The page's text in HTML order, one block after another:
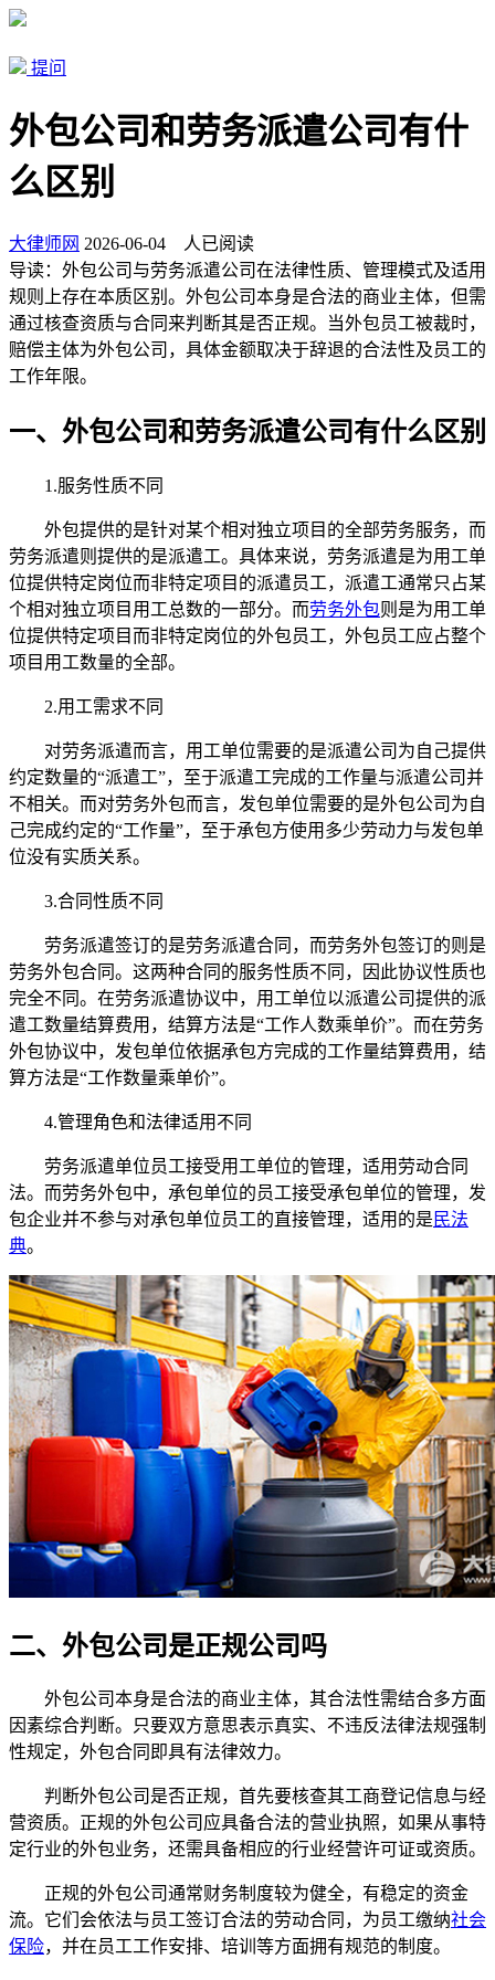
提问
外包公司和劳务派遣公司有什
么区别
大律师网 2026-06-04
人已阅读
导读： 外包公司与劳务派遣公司在法律性质、管理模式及适用
规则上存在本质区别。外包公司本身是合法的商业主体，但需
通过核查资质与合同来判断其是否正规。当外包员工被裁时，
赔偿主体为外包公司，具体金额取决于辞退的合法性及员工的
工作年限。
一、外包公司和劳务派遣公司有什么区别
1.服务性质不同
外包提供的是针对某个相对独立项目的全部劳务服务，而
劳务派遣则提供的是派遣工。具体来说，劳务派遣是为用工单
位提供特定岗位而非特定项目的派遣员工，派遣工通常只占某
个相对独立项目用工总数的一部分。而劳务外包则是为用工单
位提供特定项目而非特定岗位的外包员工，外包员工应占整个
项目用工数量的全部。
2.用工需求不同
对劳务派遣而言，用工单位需要的是派遣公司为自己提供
约定数量的“派遣工”，至于派遣工完成的工作量与派遣公司并
不相关。而对劳务外包而言，发包单位需要的是外包公司为自
己完成约定的“工作量”，至于承包方使用多少劳动力与发包单
位没有实质关系。
3.合同性质不同
劳务派遣签订的是劳务派遣合同，而劳务外包签订的则是
劳务外包合同。这两种合同的服务性质不同，因此协议性质也
完全不同。在劳务派遣协议中，用工单位以派遣公司提供的派
遣工数量结算费用，结算方法是“工作人数乘单价”。而在劳务
外包协议中，发包单位依据承包方完成的工作量结算费用，结
算方法是“工作数量乘单价”。
4.管理角色和法律适用不同
劳务派遣单位员工接受用工单位的管理，适用劳动合同
法。而劳务外包中，承包单位的员工接受承包单位的管理，发
包企业并不参与对承包单位员工的直接管理，适用的是 民法
典。
二、外包公司是正规公司吗
外包公司本身是合法的商业主体，其合法性需结合多方面
因素综合判断。只要双方意思表示真实、不违反法律法规强制
性规定，外包合同即具有法律效力。
判断外包公司是否正规，首先要核查其工商登记信息与经
营资质。正规的外包公司应具备合法的营业执照，如果从事特
定行业的外包业务，还需具备相应的行业经营许可证或资质。
正规的外包公司通常财务制度较为健全，有稳定的资金
流。它们会依法与员工签订合法的劳动合同，为员工缴纳社会
保险，并在员工工作安排、培训等方面拥有规范的制度。